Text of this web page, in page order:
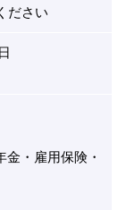
ださい
・雇用保険・